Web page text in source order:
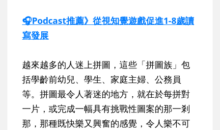
🎧Podcast推薦》從視知覺遊戲促進1-8歲讀
寫發展
越來越多的人迷上拼圖，這些「拼圖族」包
括學齡前幼兒、學生、家庭主婦、公務員
等。拼圖最令人著迷的地方，就在於每拼對
一片，或完成一幅具有挑戰性圖案的那一剎
那，那種既快樂又興奮的感覺，令人樂不可